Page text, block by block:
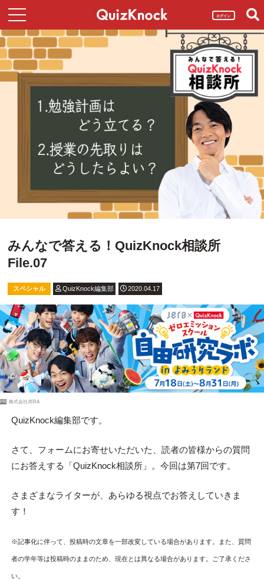
ログイン
みんなで答える！QuizKnock相談所
File.07
スペシャル QuizKnock編集部 2020.04.17
PR 株式会社JERA
QuizKnock編集部です。
さて、フォームにお寄せいただいた、読者の皆様からの質問
にお答えする「QuizKnock相談所」。今回は第7回です。
さまざまなライターが、あらゆる視点でお答えしていきま
す！
※記事化に伴って、投稿時の文章を一部改変している場合があります。また、質問
者の学年等は投稿時のままのため、現在とは異なる場合があります。ご了承くださ
い。